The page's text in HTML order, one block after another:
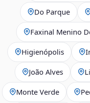
Do Parque
Faxinal Menino
Higienópolis
João Alves
Monte Verde